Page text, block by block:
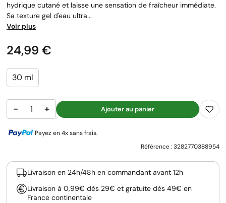
hydrique cutané et laisse une sensation de fraîcheur immédiate.
Sa texture gel d'eau ultra...
Voir plus
Prix
24,99 €
30 ml
− + Ajouter au panier
Payez en 4x sans frais.
Référence :3282770388954
Livraison en 24h/48h en commandant avant 12h
Livraison à 0,99€ dès 29€ et gratuite dès 49€ en
France continentale